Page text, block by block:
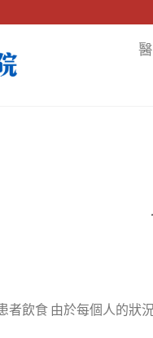
者飲食 由於每個人的